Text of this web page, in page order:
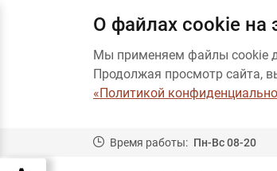
О файлах cookie на
Мы применяем файлы cookie
Продолжая просмотр сайта,
«Политикой
Время работы: Пн-Вс 08-20